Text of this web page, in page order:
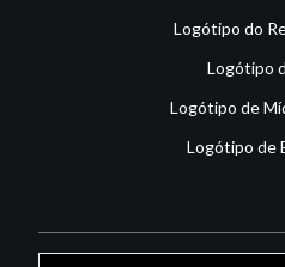
Logótipo do
Logótipo
Logótipo de
Logótipo de